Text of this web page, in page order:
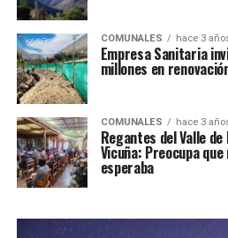
COMUNALES hace 3
Empresa Sanitaria
millones en
COMUNALES hace 3
Regantes del Valle
Vicuña: Preocupa
esperaba